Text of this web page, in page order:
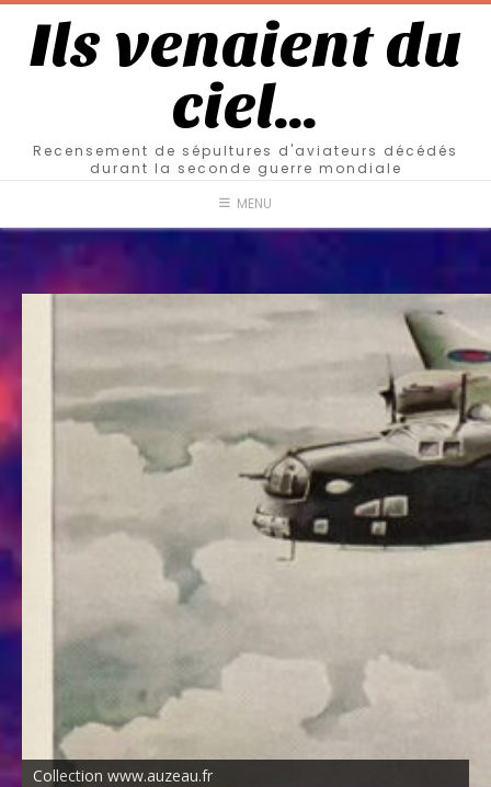
Ils venaient du
ciel…
Recensement de sépultures d'aviateurs décédés
durant la seconde guerre mondiale
MENU
Collection www.auzeau.fr